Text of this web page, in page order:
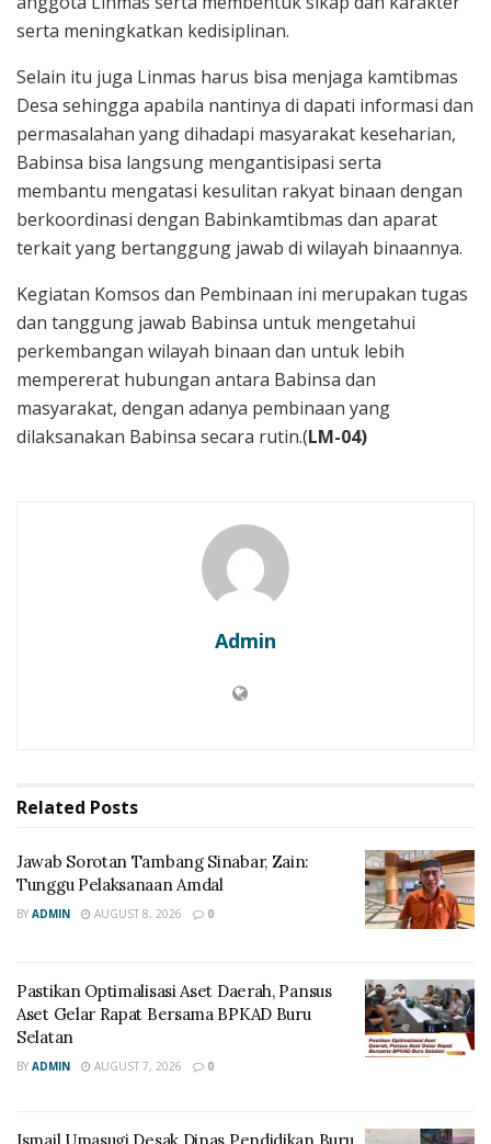
serta meningkatkan kedisiplinan.
Selain itu juga Linmas harus bisa menjaga kamtibmas
Desa sehingga apabila nantinya di dapati informasi dan
permasalahan yang dihadapi masyarakat keseharian,
Babinsa bisa langsung mengantisipasi serta
membantu mengatasi kesulitan rakyat binaan dengan
berkoordinasi dengan Babinkamtibmas dan aparat
terkait yang bertanggung jawab di wilayah binaannya.
Kegiatan Komsos dan Pembinaan ini merupakan tugas
dan tanggung jawab Babinsa untuk mengetahui
perkembangan wilayah binaan dan untuk lebih
mempererat hubungan antara Babinsa dan
masyarakat, dengan adanya pembinaan yang
dilaksanakan Babinsa secara rutin.(LM-04)
Admin
Related Posts
Jawab Sorotan Tambang Sinabar, Zain:
Tunggu Pelaksanaan Amdal
BY ADMIN AUGUST 8, 2026 0
Pastikan Optimalisasi Aset Daerah, Pansus
Aset Gelar Rapat Bersama BPKAD Buru
Selatan
BY ADMIN AUGUST 7, 2026 0